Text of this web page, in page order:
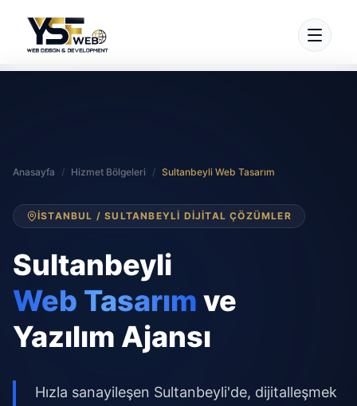
Anasayfa / Hizmet Bölgeleri / Sultanbeyli Web Tasarım
İSTANBUL / SULTANBEYLI DIJITAL ÇÖZÜMLER
Sultanbeyli
Web Tasarım ve
Yazılım Ajansı
Hızla sanayileşen Sultanbeyli'de, dijitalleşmek